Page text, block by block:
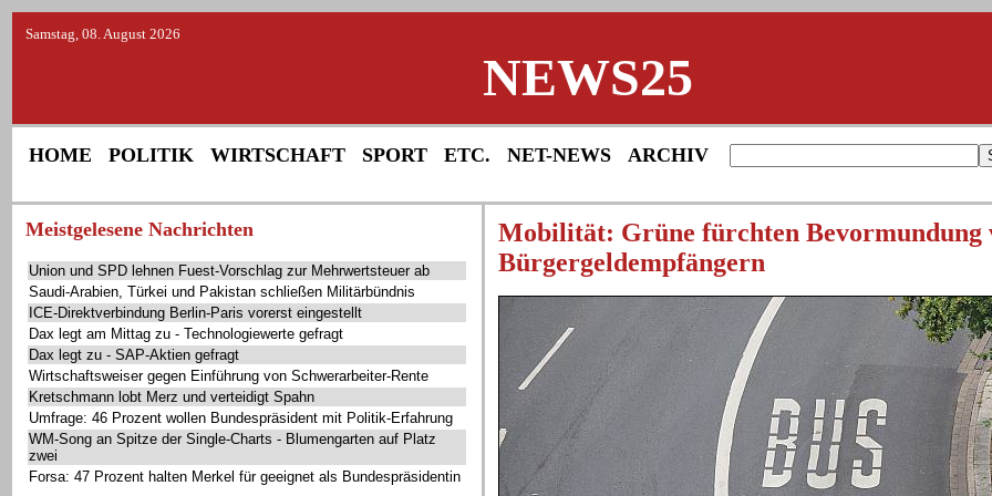
Samstag, 08. August 2026
NEWS25
HOME POLITIK WIRTSCHAFT SPORT ETC. NET-NEWS ARCHIV
Meistgelesene Nachrichten
Union und SPD lehnen Fuest-Vorschlag zur Mehrwertsteuer ab
Saudi-Arabien, Türkei und Pakistan schließen Militärbündnis
ICE-Direktverbindung Berlin-Paris vorerst eingestellt
Dax legt am Mittag zu - Technologiewerte gefragt
Dax legt zu - SAP-Aktien gefragt
Wirtschaftsweiser gegen Einführung von Schwerarbeiter-Rente
Kretschmann lobt Merz und verteidigt Spahn
Umfrage: 46 Prozent wollen Bundespräsident mit Politik-Erfahrung
WM-Song an Spitze der Single-Charts - Blumengarten auf Platz
zwei
Forsa: 47 Prozent halten Merkel für geeignet als Bundespräsidentin
Mobilität: Grüne fürchten Bevormundung
Bürgergeldempfängern